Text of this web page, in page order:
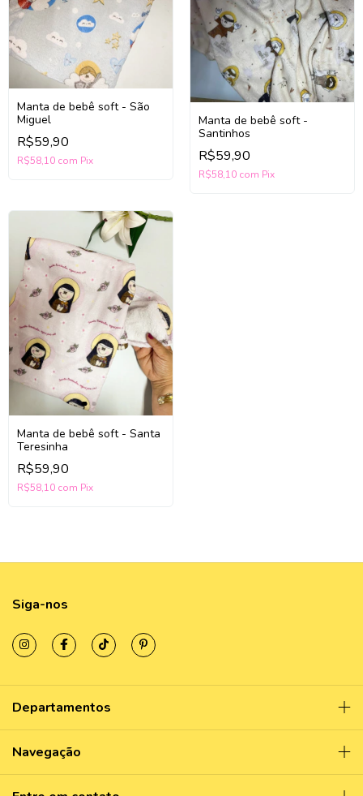
Manta de bebê soft - São
Miguel
R$59,90
R$58,10 com Pix
Manta de bebê soft -
Santinhos
R$59,90
R$58,10 com Pix
Manta de bebê soft - Santa
Teresinha
R$59,90
R$58,10 com Pix
Siga-nos
Departamentos
Navegação